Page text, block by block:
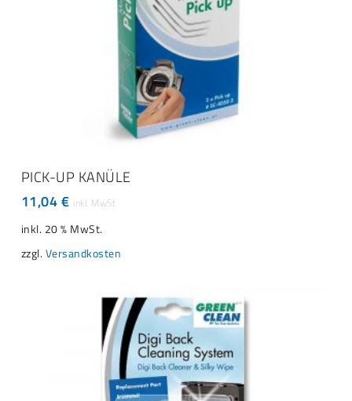
PICK-UP KANÜLE
11,04€
inkl. 20 % MwSt.
zzgl. Versandkosten